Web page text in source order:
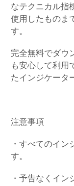
なテクニカル指
使用したものま
す。
完全無料でダウ
も安心して利用
たインジケータ
注意事項
・すべてのイン
す。
・予告なくイ